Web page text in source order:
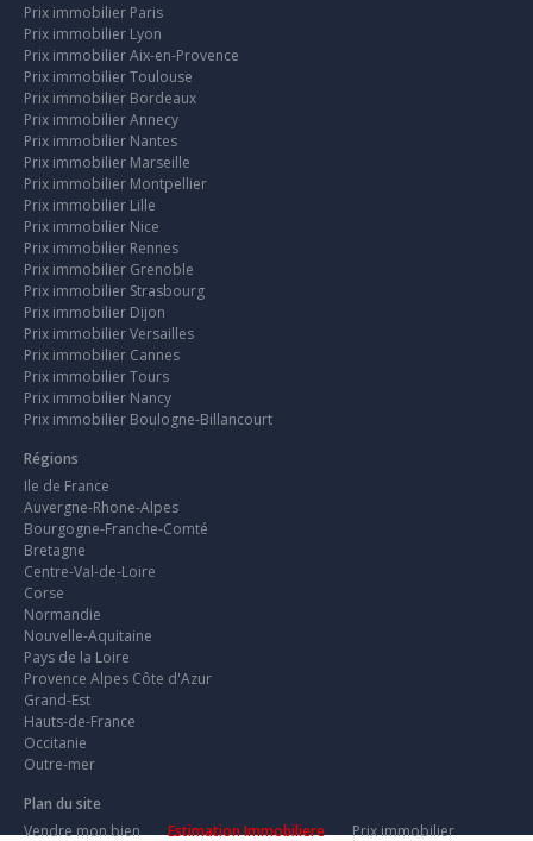
Prix immobilier Paris
Prix immobilier Lyon
Prix immobilier Aix-en-Provence
Prix immobilier Toulouse
Prix immobilier Bordeaux
Prix immobilier Annecy
Prix immobilier Nantes
Prix immobilier Marseille
Prix immobilier Montpellier
Prix immobilier Lille
Prix immobilier Nice
Prix immobilier Rennes
Prix immobilier Grenoble
Prix immobilier Strasbourg
Prix immobilier Dijon
Prix immobilier Versailles
Prix immobilier Cannes
Prix immobilier Tours
Prix immobilier Nancy
Prix immobilier Boulogne-Billancourt
Régions
Ile de France
Auvergne-Rhone-Alpes
Bourgogne-Franche-Comté
Bretagne
Centre-Val-de-Loire
Corse
Normandie
Nouvelle-Aquitaine
Pays de la Loire
Provence Alpes Côte d'Azur
Grand-Est
Hauts-de-France
Occitanie
Outre-mer
Plan du site
Vendre mon bien
Estimation Immobiliere Prix immobilier